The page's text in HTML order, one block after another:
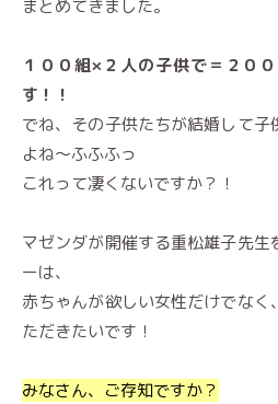
まとめてきました。
１００組×２人の子供で＝２０
す！！
でね、その子供たちが結婚して
よね〜ふふふっ
これって凄くないですか？！
マゼンダが開催する重松雄子先
ーは、
赤ちゃんが欲しい女性だけでな
ただきたいです！
みなさん、ご存知ですか？